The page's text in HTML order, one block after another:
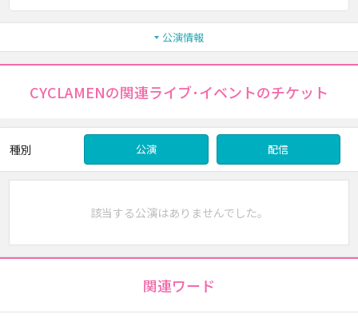
公演情報
CYCLAMENの関連ライブ･イベントのチケット
種別 公演 配信
該当する公演はありませんでした。
関連ワード